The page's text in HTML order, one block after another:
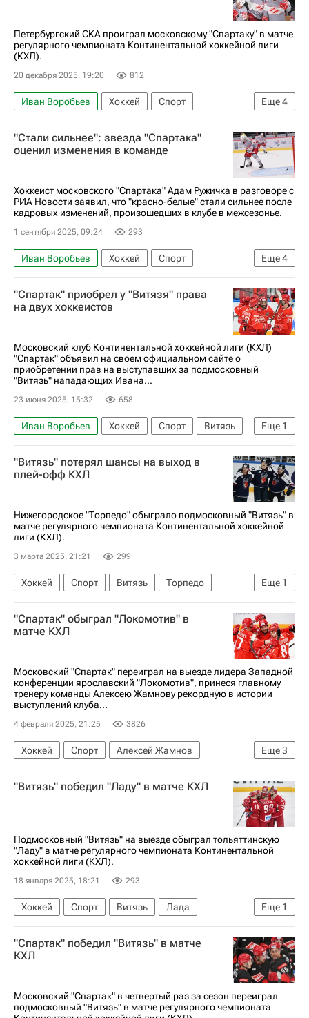
Петербургский СКА проиграл московскому "Спартаку" в матче
регулярного чемпионата Континентальной хоккейной лиги
(КХЛ).
20 декабря 2025, 19:20 812
Еще4
Иван Воробьев Хоккей
Спорт
Санкт-Петербург
Михаил Мальцев
ХК Спартак (Москва)
СКА (Санкт-Петербург)
"Стали сильнее": звезда "Спартака"
оценил изменения в команде
Хоккеист московского "Спартака" Адам Ружичка в разговоре с
РИА Новости заявил, что "красно-белые" стали сильнее после
кадровых изменений, произошедших в клубе в межсезонье.
1 сентября 2025, 09:24 293
Еще4
Иван Воробьев Хоккей
Спорт
Адам Ружичка
КХЛ 2025-2026
Лукас Локхарт
ХК Спартак (Москва)
"Спартак" приобрел у "Витязя" права
на двух хоккеистов
Московский клуб Континентальной хоккейной лиги (КХЛ)
"Спартак" объявил на своем официальном сайте о
приобретении прав на выступавших за подмосковный
"Витязь" нападающих Ивана...
23 июня 2025, 15:32 658
Еще 1
Иван Воробьев Хоккей Спорт
Витязь
КХЛ 2025-2026
"Витязь" потерял шансы на выход в
плей-офф КХЛ
Нижегородское "Торпедо" обыграло подмосковный "Витязь" в
матче регулярного чемпионата Континентальной хоккейной
лиги (КХЛ).
3 марта 2025, 21:21 299
Еще 1
Хоккей Спорт Витязь
Торпедо
КХЛ 2025-2026
"Спартак" обыграл "Локомотив" в
матче КХЛ
Московский "Спартак" переиграл на выезде лидера Западной
конференции ярославский "Локомотив", принеся главному
тренеру команды Алексею Жамнову рекордную в истории
выступлений клуба...
4 февраля 2025, 21:25 3826
Еще3
Хоккей Спорт
Алексей Жамнов
Локомотив (Ярославль)
ХК Спартак (Москва)
КХЛ 2025-2026
"Витязь" победил "Ладу" в матче КХЛ
Подмосковный "Витязь" на выезде обыграл тольяттинскую
"Ладу" в матче регулярного чемпионата Континентальной
хоккейной лиги (КХЛ).
18 января 2025, 18:21 293
Еще 1
Хоккей Спорт Витязь
Лада
КХЛ 2025-2026
"Спартак" победил "Витязь" в матче
КХЛ
Московский "Спартак" в четвертый раз за сезон переиграл
подмосковный "Витязь" в матче регулярного чемпионата